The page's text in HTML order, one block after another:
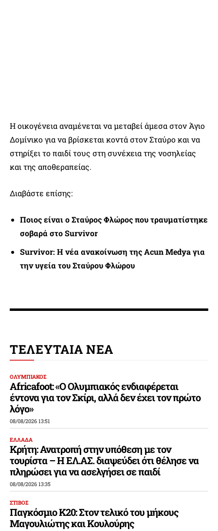
Η οικογένεια αναμένεται να μεταβεί άμεσα στον Άγιο
Δομίνικο για να βρίσκεται κοντά στον Σταύρο και να
στηρίξει το παιδί τους στη συνέχεια της νοσηλείας
και της αποθεραπείας.
Διαβάστε επίσης:
Ποιος είναι ο Σταύρος Φλώρος που τραυματίστηκε
σοβαρά στο Survivor
Survivor: Η νέα ανακοίνωση της Acun Medya για
την υγεία του Σταύρου Φλώρου
ΤΕΛΕΥΤΑΙΑ ΝΕΑ
ΟΛΥΜΠΙΑΚΟΣ
Africafoot: «Ο Ολυμπιακός ενδιαφέρεται
έντονα για τον Σκίρι, αλλά δεν έχει τον πρώτο
λόγο»
08/08/2026 13:51
ΕΛΛΑΔΑ
Κρήτη: Ανατροπή στην υπόθεση με τον
τουρίστα – Η ΕΛ.ΑΣ. διαψεύδει ότι θέλησε να
πληρώσει για να ασελγήσει σε παιδί
08/08/2026 13:35
ΣΤΙΒΟΣ
Παγκόσμιο Κ20: Στον τελικό του μήκους
Μαγουλιώτης και Κουλούρης